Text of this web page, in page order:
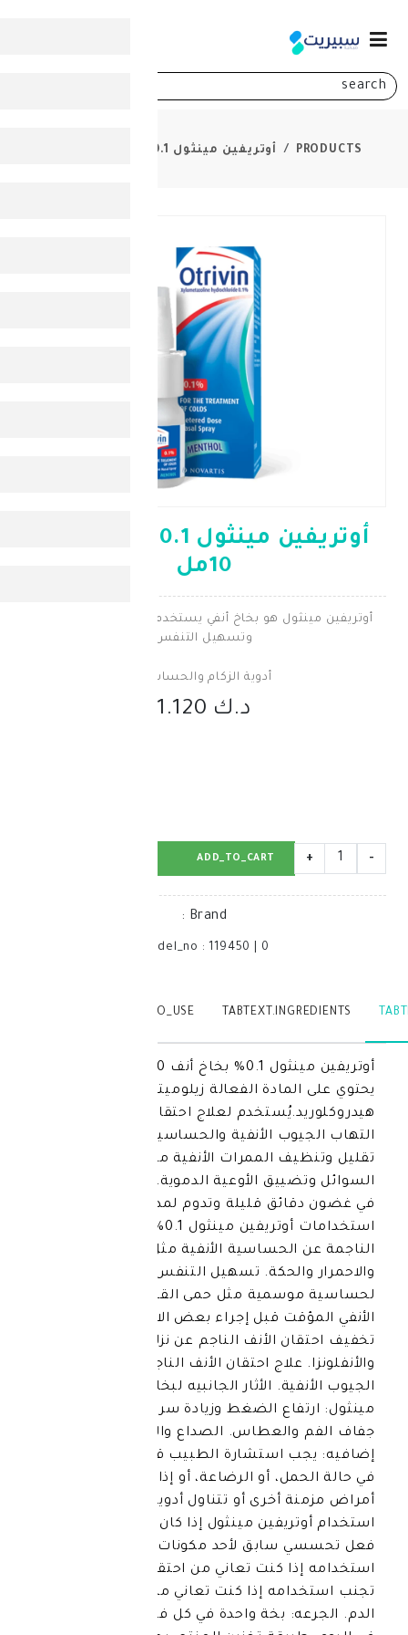
أوتريفين مينثول 0.1% بخاخ أنف 10مل
أوتريفين مينثول 0.1% بخاخ أنف
هو بخاخ أنفي يستخدم لتخفيف احتقان الأنف
أدوية الزكام والحساسية
ADD_TO_CART
BUY_NOW
model_no
TABTEXT.HOW_TO_USE
أوتريفين مينثول 0.1% بخاخ أنف 10مل هو بخاخ أنفي
الفعالة زيلوميتازولين
لعلاج احتقان الأنف الناجم عن
الأنفية والحساسية، ويساعد في
الممرات الأنفية من خلال تقليل إفراز
الأوعية الدموية. يوفر راحة سريعة
قليلة وتدوم لمدة طويله.
استخدامات أوتريفين مينثول 0.1%: تقليل الأعراض
الأنفية مثل العطس
تسهيل التنفس عند التعرض
مثل حمى القش. تقليل الاحتقان
قبل إجراء بعض الاختبارات الطبية.
الأنف الناجم عن نزلات البرد
احتقان الأنف الناجم عن التهاب
الأثار الجانبيه لبخاخ أوتريفين
الضغط وزيادة سرعة دقات القلب.
الصداع والأرق. معلومات
الطبيب قبل استخدام الدواء
أو الرضاعة، أو إذا كنت تعاني من
أو تتناول أدوية أخرى. يجب تجنب
مينثول إذا كان لديك تحسس أو رد
لأحد مكونات الدواء. تجنب
كنت تعاني من احتقان الأنف المزمن.
إذا كنت تعاني من ارتفاع ضغط
الدم. الجرعه: بخة واحدة في كل فتحة أنف 2-3 مرات